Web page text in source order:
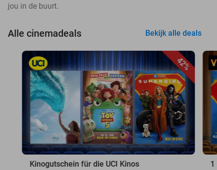
jou in de buurt.
Alle cinemadeals Bekijk alle deals
42%
Kinogutschein für die UCI Kinos
1